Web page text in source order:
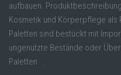
aufbauen.
Kosmetik und Körperpflege als
Paletten sind bestückt mit
ungenutzte Bestände oder
Paletten ...